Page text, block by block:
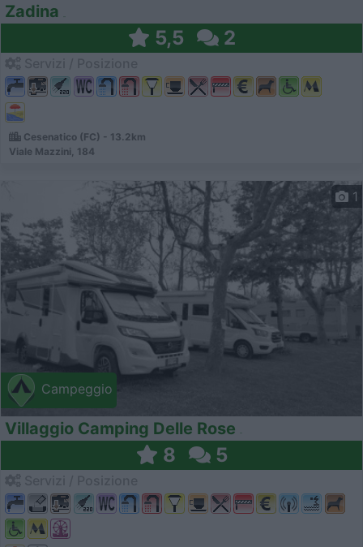
Zadina
5,5 2
Cesenatico (FC) - 13.2km
Viale Mazzini, 184
Campeggio
1
Villaggio Camping Delle Rose
8 5